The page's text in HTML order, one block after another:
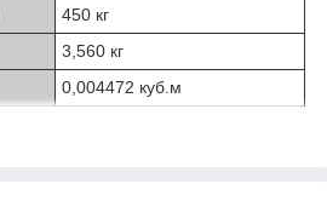
450 кг
3,560 кг
0,004472 куб.м